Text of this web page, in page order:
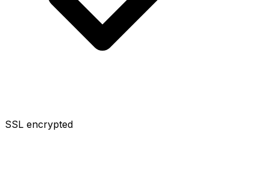
SSL encrypted